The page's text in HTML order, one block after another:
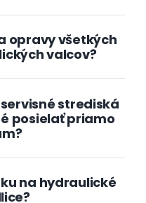
opravy všetkých
valcov?
strediská
posielať priamo
na hydraulické